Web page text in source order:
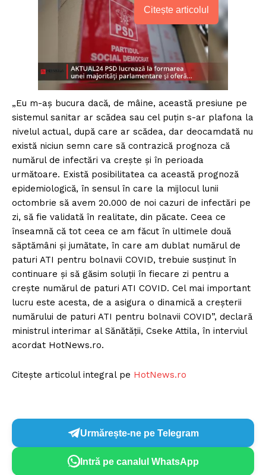
Citește articolul
„Eu m-aș bucura dacă, de mâine, această presiune pe
sistemul sanitar ar scădea sau cel puțin s-ar plafona la
nivelul actual, după care ar scădea, dar deocamdată nu
există niciun semn care să contrazică prognoza că
numărul de infectări va crește și în perioada
următoare. Există posibilitatea ca această prognoză
epidemiologică, în sensul în care la mijlocul lunii
octombrie să avem 20.000 de noi cazuri de infectări pe
zi, să fie validată în realitate, din păcate. Ceea ce
înseamnă că tot ceea ce am făcut în ultimele două
săptămâni și jumătate, în care am dublat numărul de
paturi ATI pentru bolnavii COVID, trebuie susținut în
continuare și să găsim soluții în fiecare zi pentru a
crește numărul de paturi ATI COVID. Cel mai important
lucru este acesta, de a asigura o dinamică a creșterii
numărului de paturi ATI pentru bolnavii COVID”, declară
ministrul interimar al Sănătății, Cseke Attila, în interviul
acordat HotNews.ro.
Citește articolul integral pe HotNews.ro
Urmărește-ne pe Telegram
Intră pe canalul WhatsApp